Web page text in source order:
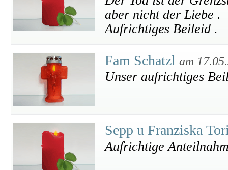
aber nicht der Liebe .
Aufrichtiges Beileid .
Fam Schatzl am
Unser aufrichtiges
Sepp u Franziska
Aufrichtige